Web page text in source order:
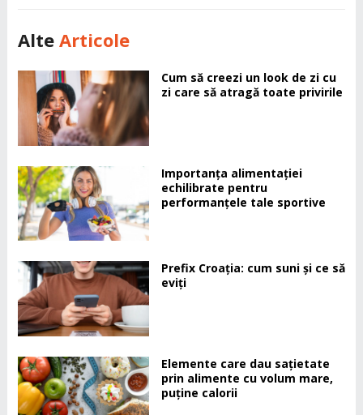
Alte Articole
Cum să creezi un look de zi cu
zi care să atragă toate privirile
Importanța alimentației
echilibrate pentru
performanțele tale sportive
Prefix Croația: cum suni și ce să
eviți
Elemente care dau sațietate
prin alimente cu volum mare,
puține calorii